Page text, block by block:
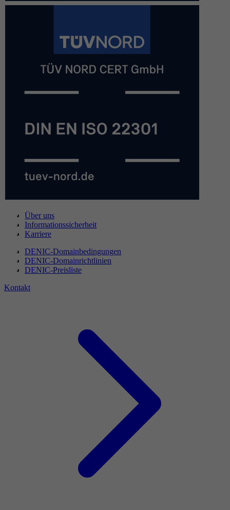
Über uns
Informationssicherheit
Karriere
DENIC-Domainbedingungen
DENIC-Domainrichtlinien
DENIC-Preisliste
Kontakt